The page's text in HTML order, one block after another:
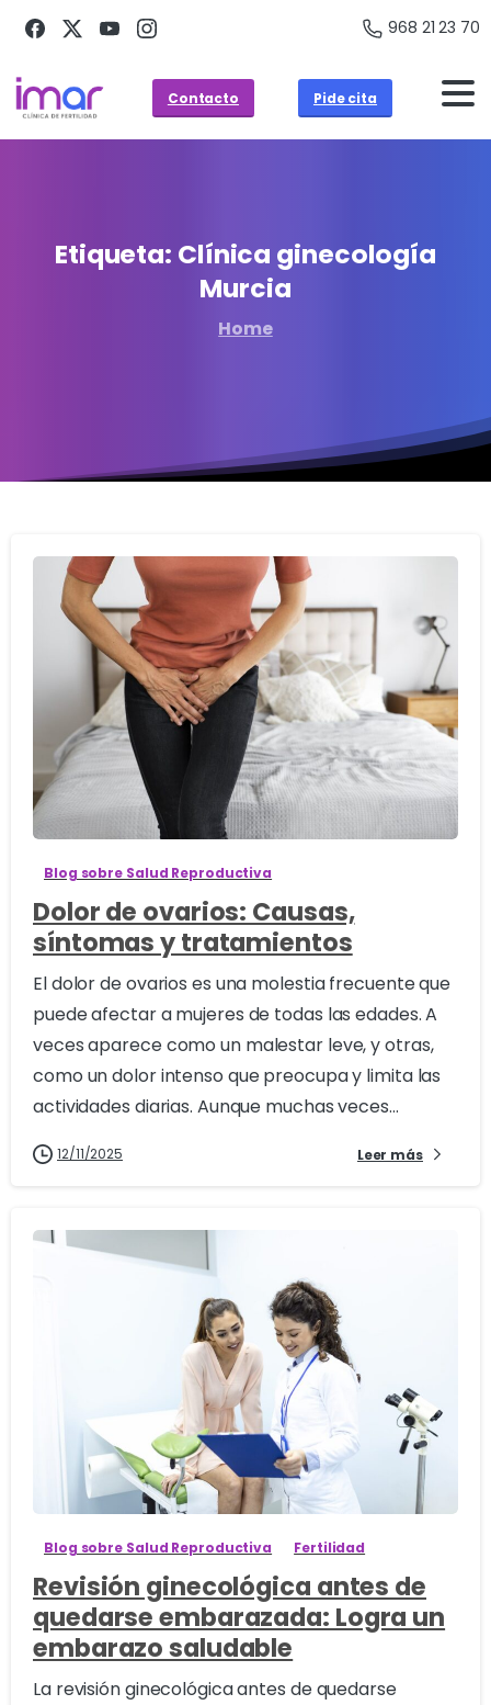
968 21 23 70
Contacto Pide cita
Etiqueta: Clínica ginecología
Murcia
Home
3 8
Blog sobre Salud Reproductiva
Dolor de ovarios: Causas,
síntomas y tratamientos
El dolor de ovarios es una molestia frecuente que
puede afectar a mujeres de todas las edades. A
veces aparece como un malestar leve, y otras,
como un dolor intenso que preocupa y limita las
actividades diarias. Aunque muchas veces...
12/11/2025 Leer más
3
Blog sobre Salud Reproductiva Fertilidad
Revisión ginecológica antes de
quedarse embarazada: Logra un
embarazo saludable
La revisión ginecológica antes de quedarse